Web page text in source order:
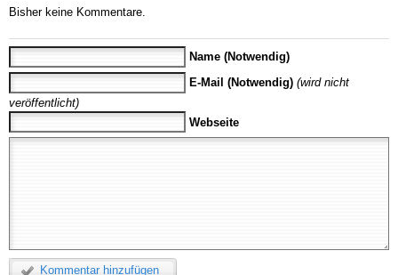
Bisher keine Kommentare.
Name (Notwendig)
E-Mail (Notwendig) (wird nicht
veröffentlicht)
Webseite
Kommentar hinzufügen